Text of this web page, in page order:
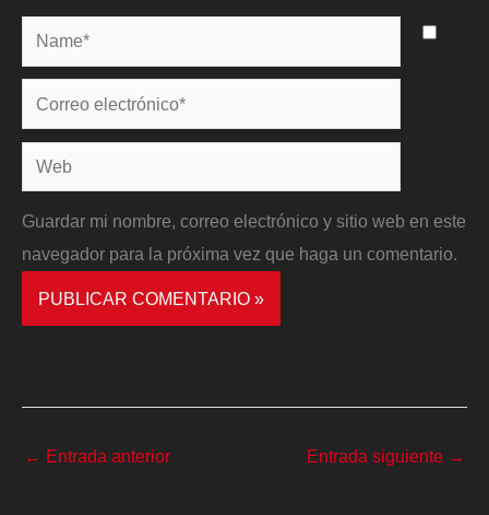
Name*
Correo
electrónico*
Web
Guardar mi nombre, correo electrónico y sitio web en este
navegador para la próxima vez que haga un comentario.
← Entrada anterior Entrada siguiente →